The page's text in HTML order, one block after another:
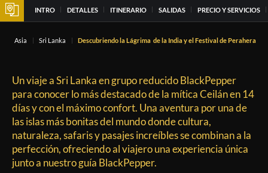
INTRO DETALLES ITINERARIO SALIDAS PRECIO Y SERVICIOS
Asia Sri Lanka Descubriendo la Lágrima de la India y el Festival de Perahera
Un viaje a Sri Lanka en grupo reducido BlackPepper
para conocer lo más destacado de la mítica Ceilán en 14
días y con el máximo confort. Una aventura por una de
las islas más bonitas del mundo donde cultura,
naturaleza, safaris y pasajes increíbles se combinan a la
perfección, ofreciendo al viajero una experiencia única
junto a nuestro guía BlackPepper.